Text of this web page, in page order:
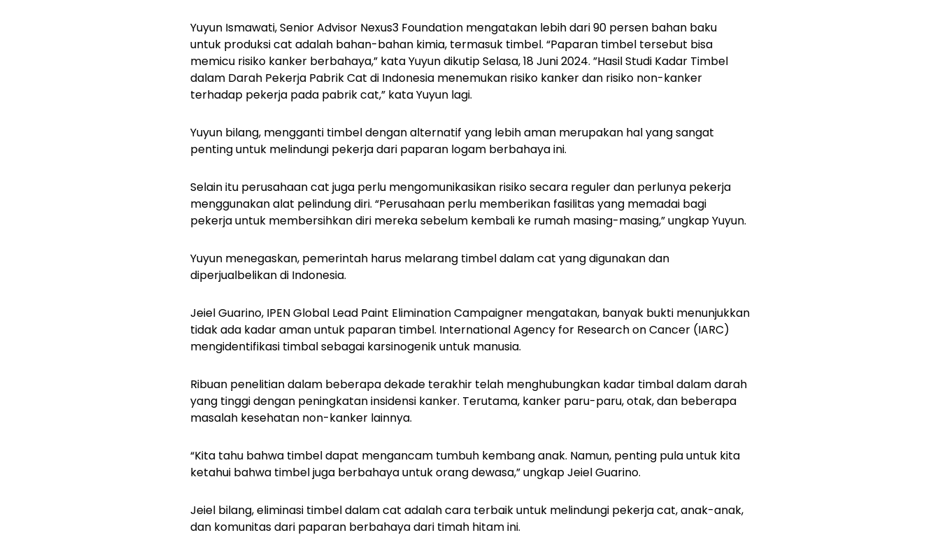
Yuyun Ismawati, Senior Advisor Nexus3 Foundation mengatakan lebih dari 90 persen bahan baku
untuk produksi cat adalah bahan-bahan kimia, termasuk timbel. “Paparan timbel tersebut bisa
memicu risiko kanker berbahaya,” kata Yuyun dikutip Selasa, 18 Juni 2024. ”Hasil Studi Kadar Timbel
dalam Darah Pekerja Pabrik Cat di Indonesia menemukan risiko kanker dan risiko non-kanker
terhadap pekerja pada pabrik cat,” kata Yuyun lagi.
Yuyun bilang, mengganti timbel dengan alternatif yang lebih aman merupakan hal yang sangat
penting untuk melindungi pekerja dari paparan logam berbahaya ini.
Selain itu perusahaan cat juga perlu mengomunikasikan risiko secara reguler dan perlunya pekerja
menggunakan alat pelindung diri. “Perusahaan perlu memberikan fasilitas yang memadai bagi
pekerja untuk membersihkan diri mereka sebelum kembali ke rumah masing-masing,” ungkap Yuyun.
Yuyun menegaskan, pemerintah harus melarang timbel dalam cat yang digunakan dan
diperjualbelikan di Indonesia.
Jeiel Guarino, IPEN Global Lead Paint Elimination Campaigner mengatakan, banyak bukti menunjukkan
tidak ada kadar aman untuk paparan timbel. International Agency for Research on Cancer (IARC)
mengidentifikasi timbal sebagai karsinogenik untuk manusia.
Ribuan penelitian dalam beberapa dekade terakhir telah menghubungkan kadar timbal dalam darah
yang tinggi dengan peningkatan insidensi kanker. Terutama, kanker paru-paru, otak, dan beberapa
masalah kesehatan non-kanker lainnya.
“Kita tahu bahwa timbel dapat mengancam tumbuh kembang anak. Namun, penting pula untuk kita
ketahui bahwa timbel juga berbahaya untuk orang dewasa,” ungkap Jeiel Guarino.
Jeiel bilang, eliminasi timbel dalam cat adalah cara terbaik untuk melindungi pekerja cat, anak-anak,
dan komunitas dari paparan berbahaya dari timah hitam ini.